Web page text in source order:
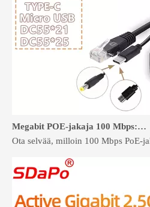
Ota selvää, milloin 100 Mbps PoE-